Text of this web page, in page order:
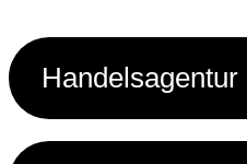
Handelsagentur